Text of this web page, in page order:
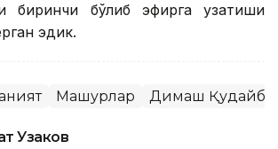
биринчи бўлиб эфирга узатиши
эдик.
Машҳурлар Димаш
Узаков